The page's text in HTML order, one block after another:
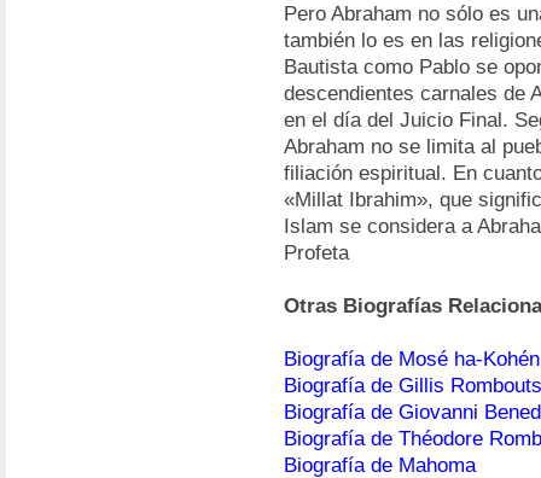
Pero Abraham no sólo es
también lo es en las
Bautista como Pablo se
descendientes carnales de
en el día del Juicio Final.
Abraham no se limita al
filiación espiritual. En
«Millat Ibrahim», que
Islam se considera a
Profeta
Otras Biografías
Biografía de Mosé ha-
Biografía de Gillis Rombouts
Biografía de Giovanni
Biografía de Théodore
Biografía de Mahoma